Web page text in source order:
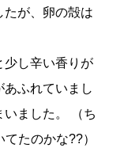
たが、卵の殻は
少し辛い香りが
ふれていまし
ました。 （ち
たのかな??）